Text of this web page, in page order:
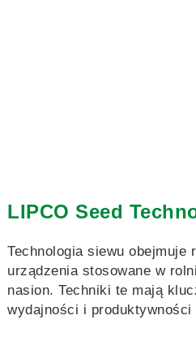
LIPCO Seed
Technologia siewu obejmuje
urządzenia stosowane w
nasion. Techniki te mają
wydajności i